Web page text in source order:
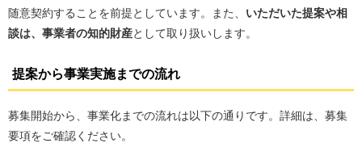
随意契約することを前提としています。また、 いただいた提案や相
談は、事業者の知的財産として取り扱いします。
提案から事業実施までの流れ
募集開始から、事業化までの流れは以下の通りです。詳細は、募集
要項をご確認ください。